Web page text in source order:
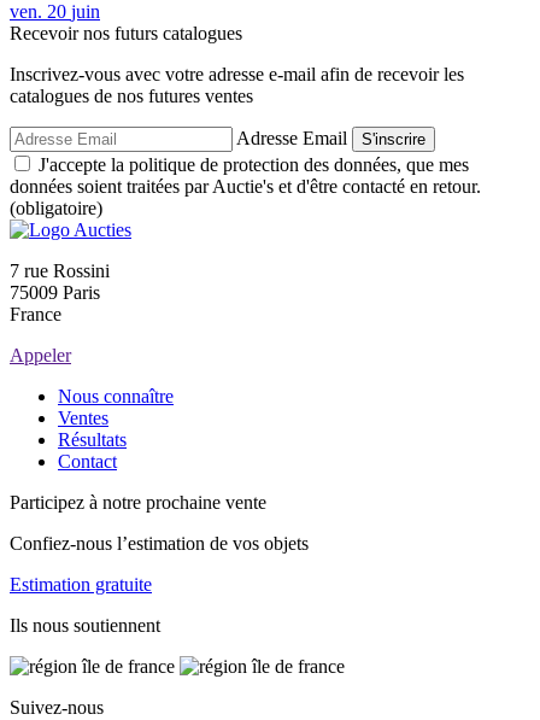
ven. 20 juin
Recevoir nos futurs catalogues
Inscrivez-vous avec votre adresse e-mail afin de recevoir les
catalogues de nos futures ventes
Adresse Email S'inscrire
J'accepte la politique de protection des données, que mes
données soient traitées par Auctie's et d'être contacté en retour.
(obligatoire)
7 rue Rossini
75009 Paris
France
Appeler
Nous connaître
Ventes
Résultats
Contact
Participez à notre prochaine vente
Confiez-nous l’estimation de vos objets
Estimation gratuite
Ils nous soutiennent
Suivez-nous